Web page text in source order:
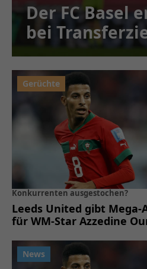
Der FC Basel
bei
Konkurrenten ausgestochen?
Leeds United gibt Mega-
für WM-Star Azzedine